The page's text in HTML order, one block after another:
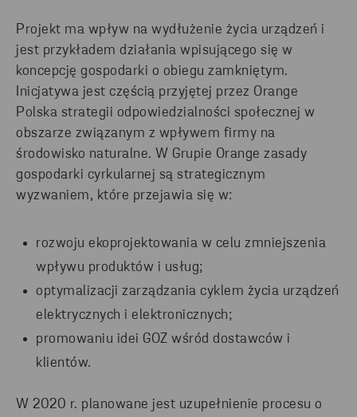
Projekt ma wpływ na wydłużenie życia urządzeń i
jest przykładem działania wpisującego się w
koncepcję gospodarki o obiegu zamkniętym.
Inicjatywa jest częścią przyjętej przez Orange
Polska strategii odpowiedzialności społecznej w
obszarze związanym z wpływem firmy na
środowisko naturalne. W Grupie Orange zasady
gospodarki cyrkularnej są strategicznym
wyzwaniem, które przejawia się w:
rozwoju ekoprojektowania w celu zmniejszenia
wpływu produktów i usług;
optymalizacji zarządzania cyklem życia urządzeń
elektrycznych i elektronicznych;
promowaniu idei GOZ wśród dostawców i
klientów.
W 2020 r. planowane jest uzupełnienie procesu o